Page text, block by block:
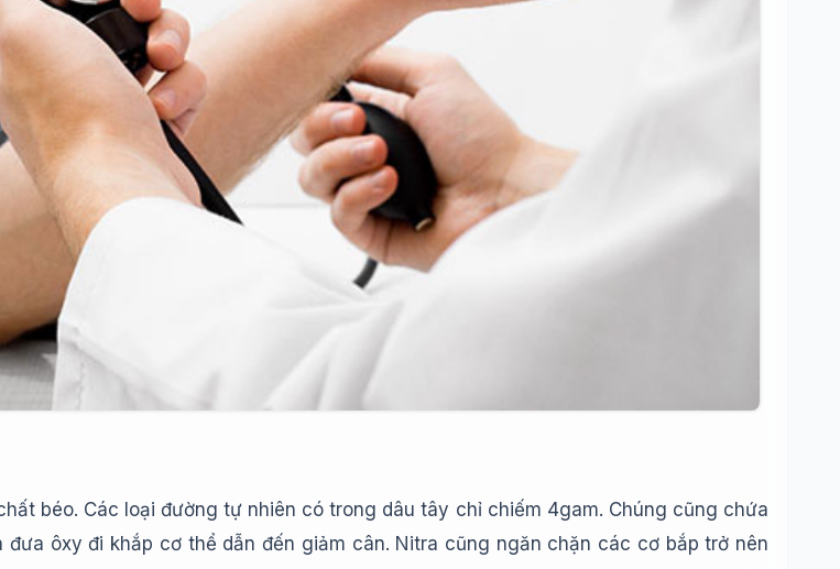
béo. Các loại đường tự nhiên có trong dâu tây chỉ chiếm 4gam. Chúng cũng chứa
ôxy đi khắp cơ thể dẫn đến giảm cân. Nitra cũng ngăn chặn các cơ bắp trở nên